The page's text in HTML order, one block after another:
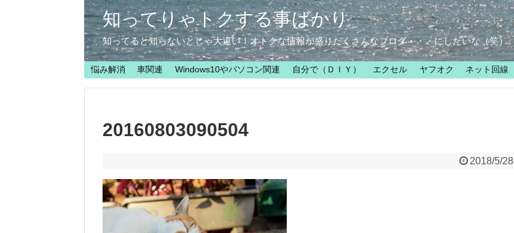
知ってりゃトクする事ばかり
知ってると知らないとじゃ大違い！オトクな情報が盛りだくさんなブログ・・・にしたいな（笑）
悩み解消 車関連 Windows10やパソコン関連 自分で（ＤＩＹ） エクセル ヤフオク ネット回線
20160803090504
2018/5/28